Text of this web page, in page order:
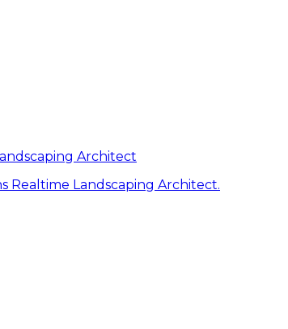
Architect
Realtime Landscaping Architect.